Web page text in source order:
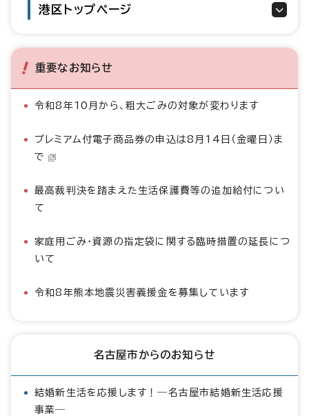
港区トップページ
重要なお知らせ
令和8年10月から、粗大ごみの対象が変わります
プレミアム付電子商品券の申込は8月14日（金曜日）ま
で
最高裁判決を踏まえた生活保護費等の追加給付につい
て
家庭用ごみ・資源の指定袋に関する臨時措置の延長につ
いて
令和8年熊本地震災害義援金を募集しています
名古屋市からのお知らせ
結婚新生活を応援します！―名古屋市結婚新生活応援
事業―